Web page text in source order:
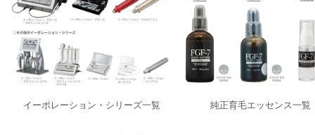
イーポレーション・シリーズ一覧 純正育毛エッセンス一覧